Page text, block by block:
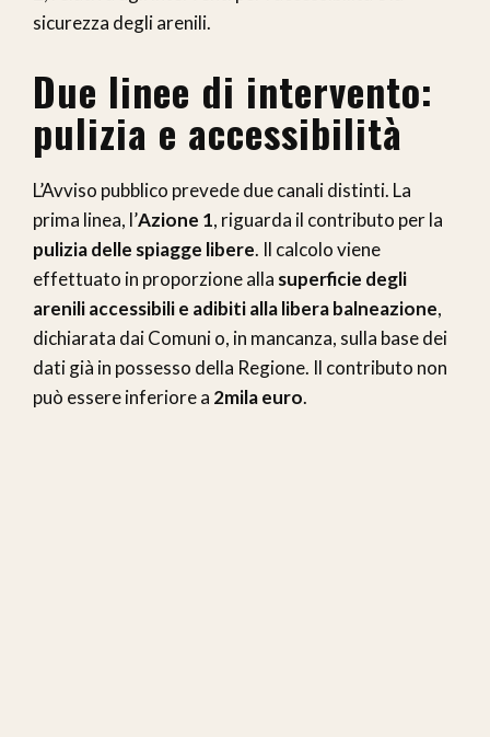
sicurezza degli arenili.
Due linee di intervento:
pulizia e accessibilità
L’Avviso pubblico prevede due canali distinti. La
prima linea, l’Azione 1, riguarda il contributo per la
pulizia delle spiagge libere. Il calcolo viene
effettuato in proporzione alla superficie degli
arenili accessibili e adibiti alla libera balneazione,
dichiarata dai Comuni o, in mancanza, sulla base dei
dati già in possesso della Regione. Il contributo non
può essere inferiore a 2mila euro.